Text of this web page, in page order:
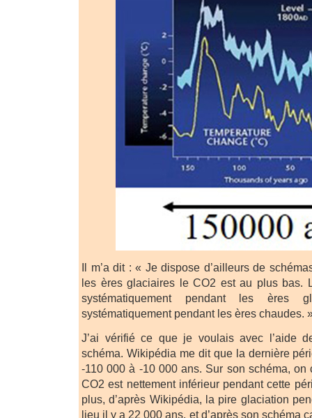
Il m’a dit : « Je dispose d’ailleurs de
les ères glaciaires le CO2 est au plus bas.
systématiquement pendant les ères
systématiquement pendant les ères chaudes.
J’ai vérifié ce que je voulais avec l’aide
schéma. Wikipédia me dit que la dernière
-110 000 à -10 000 ans. Sur son schéma, on
CO2 est nettement inférieur pendant cette
plus, d’après Wikipédia, la pire glaciation
lieu il y a 22 000 ans, et d’après son schéma